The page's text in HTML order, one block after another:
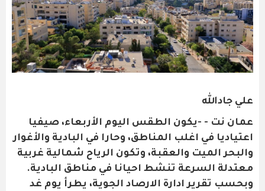
علي جادالله
عمان نت - -يكون الطقس اليوم الأربعاء، صيفيا
اعتياديا في اغلب المناطق، وحارا في البادية والأغوار
والبحر الميت والعقبة، وتكون الرياح شمالية غربية
معتدلة السرعة تنشط احيانا في مناطق البادية.
وبحسب تقرير ادارة الارصاد الجوية، يطرأ يوم غد